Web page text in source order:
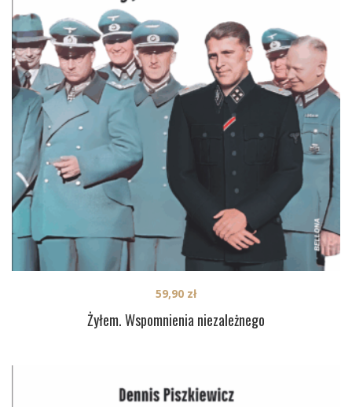
Żyłem. Wspomnienia niezależnego
59,90 zł